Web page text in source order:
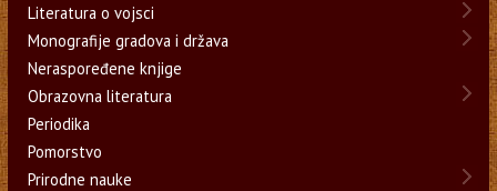
Literatura o vojsci
Monografije gradova i država
Neraspoređene knjige
Obrazovna literatura
Periodika
Pomorstvo
Prirodne nauke